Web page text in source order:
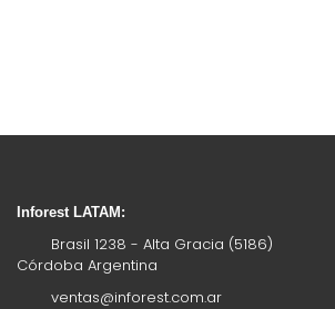
Inforest LATAM:
Brasil 1238 - Alta Gracia (5186)
Córdoba Argentina
ventas@inforest.com.ar